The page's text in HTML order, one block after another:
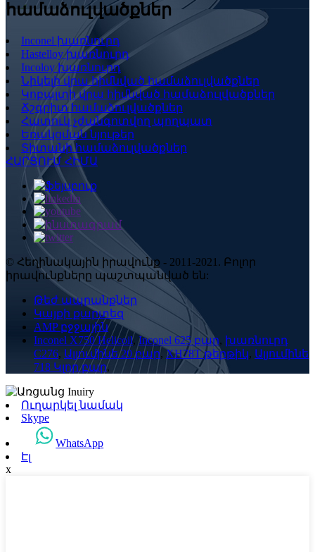
համաձուլվածքներ
Inconel խառնուրդ
Hastelloy խառնուրդ
Incoloy խառնուրդ
Նիկելի վրա հիմնված համաձուլվածքներ
Կոբալտի վրա հիմնված համաձուլվածքներ
Ճշգրիտ համաձուլվածքներ
Հատուկ չժանգոտվող պողպատ
Եռակցման նյութեր
Տիտանի համաձուլվածքներ
ՀԱՐՑՈՒՄ ՀԻՄԱ
© Հեղինակային իրավունք - 2011-2021. Բոլոր
իրավունքները պաշտպանված են:
Թեժ ապրանքներ
Կայքի քարտեզ
AMP բջջային
Inconel X750 Helicoil, Inconel 625 բար, խառնուրդ
C276, Ալյումինե 20 բար, XH78T թերթիկ, Ալյումինե
718 Կլոր բար,
Ուղարկել նամակ
Skype
WhatsApp
Էլ
x